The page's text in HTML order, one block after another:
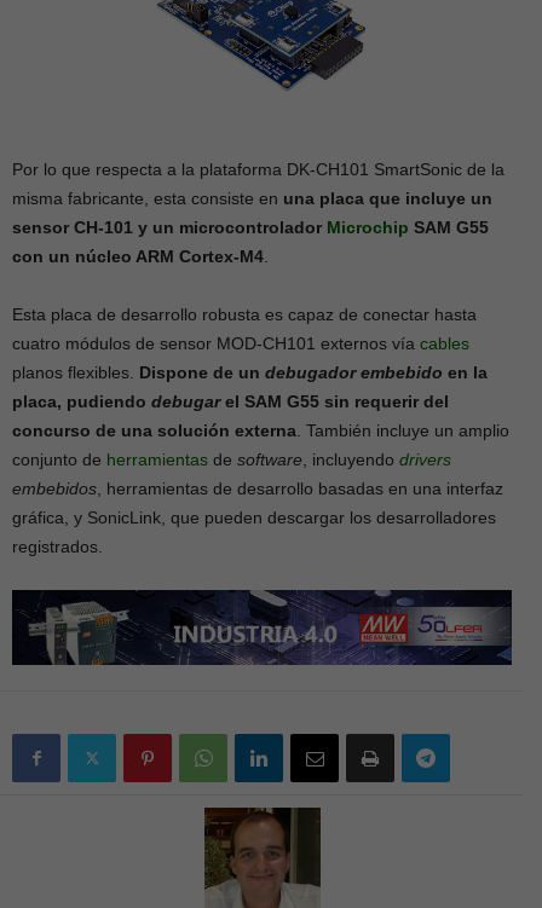
Por lo que respecta a la plataforma DK-CH101 SmartSonic de la
misma fabricante, esta consiste en una placa que incluye un
sensor CH-101 y un microcontrolador Microchip SAM G55
con un núcleo ARM Cortex-M4
Esta placa de desarrollo robusta es capaz de conectar hasta
cuatro módulos de sensor MOD-CH101 externos vía cables
planos flexibles. Dispone de un debugador embebido en la
placa, pudiendo debugarel SAM G55 sin requerir del
concurso de una solución externa . También incluye un amplio
conjunto de herramientas de software , incluyendo drivers
embebidos , herramientas de desarrollo basadas en una interfaz
gráfica, y SonicLink, que pueden descargar los desarrolladores
registrados.